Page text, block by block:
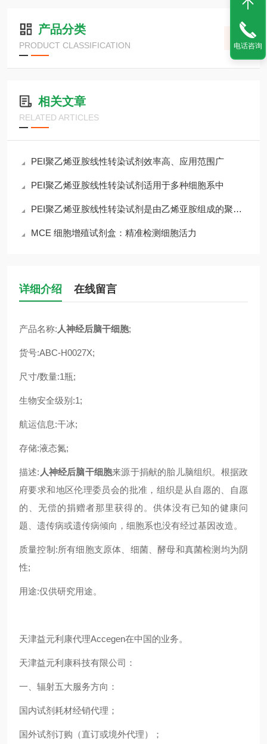
产品分类
PRODUCT CLASSIFICATION
相关文章
RELATED ARTICLES
PEI聚乙烯亚胺线性转染试剂效率高、应用范围广
PEI聚乙烯亚胺线性转染试剂适用于多种细胞系中
PEI聚乙烯亚胺线性转染试剂是由乙烯亚胺组成的聚合物
MCE 细胞增殖试剂盒：精准检测细胞活力
详细介绍 在线留言
产品名称: 人神经后脑干细胞;
货号:ABC-H0027X;
尺寸/数量:1瓶;
生物安全级别:1;
航运信息:干冰;
存储:液态氮;
描述: 人神经后脑干细胞来源于捐献的胎儿脑组织。根据政
府要求和地区伦理委员会的批准，组织是从自愿的、自愿
的、无偿的捐赠者那里获得的。供体没有已知的健康问
题、遗传病或遗传病倾向，细胞系也没有经过基因改造。
质量控制:所有细胞支原体、细菌、酵母和真菌检测均为阴
性;
用途:仅供研究用途。
天津益元利康代理Accegen在中国的业务。
天津益元利康科技有限公司：
一、辐射五大服务方向：
国内试剂耗材经销代理；
国外试剂订购（直订或境外代理）；
电话咨询